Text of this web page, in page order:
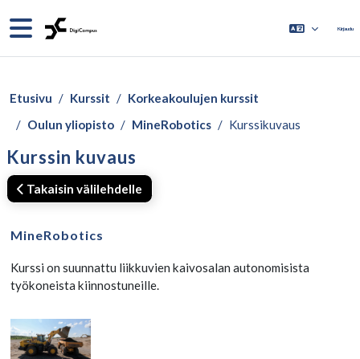
Sivupaneeli Kirjaudu
Etusivu Kurssit
Korkeakoulujen kurssit
Oulun yliopisto
MineRobotics Kurssikuvaus
Kurssin kuvaus
Takaisin välilehdelle
MineRobotics
Kurssi on suunnattu liikkuvien kaivosalan autonomisista
työkoneista kiinnostuneille.